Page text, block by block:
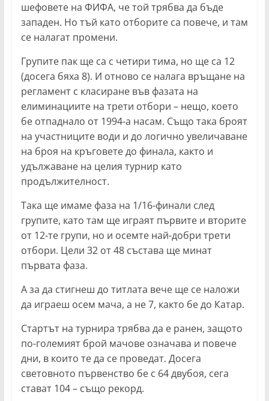
шефовете на ФИФА, че той трябва да бъде
западен. Но тъй като отборите са повече, и там
се налагат промени.
Групите пак ще са с четири тима, но ще са 12
(досега бяха 8). И отново се налага връщане на
регламент с класиране във фазата на
елиминациите на трети отбори – нещо, което
бе отпаднало от 1994-а насам. Също така броят
на участниците води и до логично увеличаване
на броя на кръговете до финала, както и
удължаване на целия турнир като
продължителност.
Така ще имаме фаза на 1/16-финали след
групите, като там ще играят първите и вторите
от 12-те групи, но и осемте най-добри трети
отбори. Цели 32 от 48 състава ще минат
първата фаза.
А за да стигнеш до титлата вече ще се наложи
да играеш осем мача, а не 7, както бе до Катар.
Стартът на турнира трябва да е ранен, защото
по-големият брой мачове означава и повече
дни, в които те да се проведат. Досега
световното първенство бе с 64 двубоя, сега
стават 104 – също рекорд.